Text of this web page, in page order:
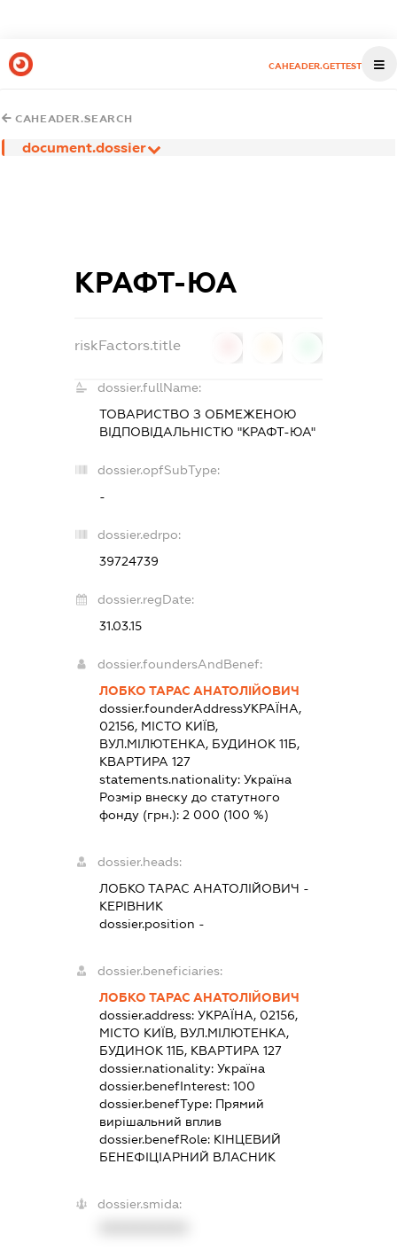
CAHEADER.GETTEST
CAHEADER.SEARCH
document.dossier
КРАФТ-ЮА
riskFactors.title
dossier.fullName:
ТОВАРИСТВО З ОБМЕЖЕНОЮ
ВІДПОВІДАЛЬНІСТЮ "КРАФТ-ЮА"
dossier.opfSubType:
-
dossier.edrpo:
39724739
dossier.regDate:
31.03.15
dossier.foundersAndBenef:
ЛОБКО ТАРАС АНАТОЛІЙОВИЧ
dossier.founderAddressУКРАЇНА,
02156, МІСТО КИЇВ,
ВУЛ.МІЛЮТЕНКА, БУДИНОК 11Б,
КВАРТИРА 127
statements.nationality: Україна
Розмір внеску до статутного
фонду (грн.): 2 000 (100 %)
dossier.heads:
ЛОБКО ТАРАС АНАТОЛІЙОВИЧ -
КЕРІВНИК
dossier.position -
dossier.beneficiaries:
ЛОБКО ТАРАС АНАТОЛІЙОВИЧ
dossier.address: УКРАЇНА, 02156,
МІСТО КИЇВ, ВУЛ.МІЛЮТЕНКА,
БУДИНОК 11Б, КВАРТИРА 127
dossier.nationality: Україна
dossier.benefInterest: 100
dossier.benefType: Прямий
вирішальний вплив
dossier.benefRole: КІНЦЕВИЙ
БЕНЕФІЦІАРНИЙ ВЛАСНИК
dossier.smida: